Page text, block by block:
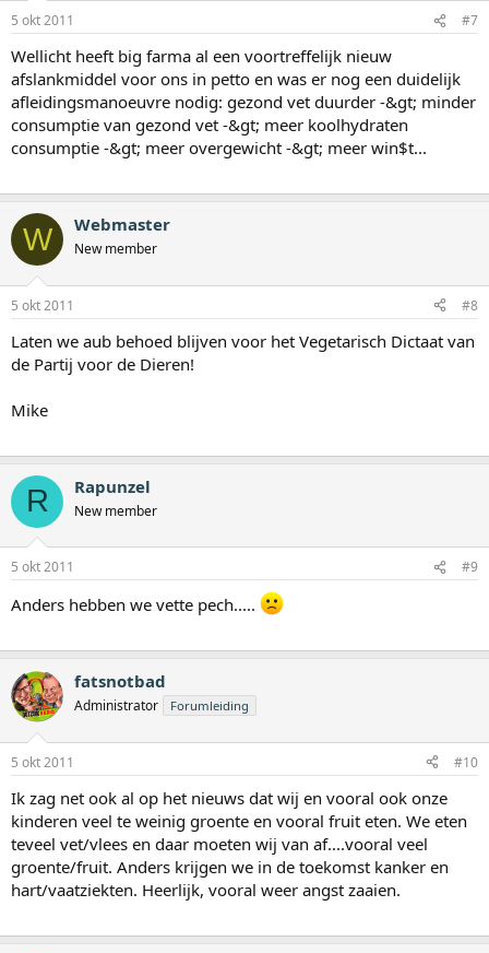
5 okt 2011 #7
Wellicht heeft big farma al een voortreffelijk nieuw
afslankmiddel voor ons in petto en was er nog een duidelijk
afleidingsmanoeuvre nodig: gezond vet duurder -&gt; minder
consumptie van gezond vet -&gt; meer koolhydraten
consumptie -&gt; meer overgewicht -&gt; meer win$t...
W Webmaster
New member
5 okt 2011 #8
Laten we aub behoed blijven voor het Vegetarisch Dictaat van
de Partij voor de Dieren!
Mike
R Rapunzel
New member
5 okt 2011 #9
Anders hebben we vette pech.....
fatsnotbad
Administrator Forumleiding
5 okt 2011 #10
Ik zag net ook al op het nieuws dat wij en vooral ook onze
kinderen veel te weinig groente en vooral fruit eten. We eten
teveel vet/vlees en daar moeten wij van af....vooral veel
groente/fruit. Anders krijgen we in de toekomst kanker en
hart/vaatziekten. Heerlijk, vooral weer angst zaaien.